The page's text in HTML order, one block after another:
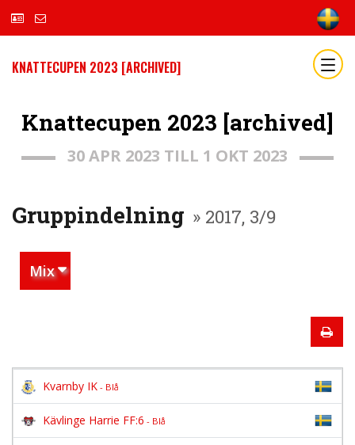
KNATTECUPEN 2023 [ARCHIVED]
Knattecupen 2023 [archived]
30 APR 2023 TILL 1 OKT 2023
Gruppindelning » 2017, 3/9
Mix
Kvarnby IK - Blå
Kävlinge Harrie FF:6 - Blå